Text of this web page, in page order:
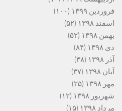
فروردین ۱۳۹۹
(۱۰۰)
اسفند ۱۳۹۸
(۵۲)
بهمن ۱۳۹۸
(۵۲)
دی ۱۳۹۸
(۸۴)
آذر ۱۳۹۸
(۳۸)
آبان ۱۳۹۸
(۳۷)
مهر ۱۳۹۸
(۲۵)
شهریور ۱۳۹۸
(۱۲)
مرداد ۱۳۹۸
(۱۵)